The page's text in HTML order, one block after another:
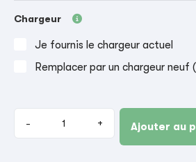
Chargeur
Je fournis le chargeur actuel
Remplacer par un chargeur neuf
- + Ajouter au